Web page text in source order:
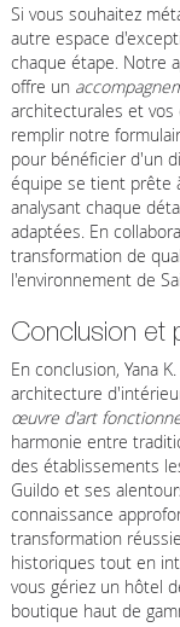
Si vous souhaitez
autre espace
chaque étape. Notre
offre un
architecturales et
remplir notre
pour bénéficier d'un
équipe se tient prête
analysant chaque
adaptées. En
transformation de
l'environnement de
Conclusion et
En conclusion, Yana
architecture
œuvre d'art
harmonie entre
des établissements
Guildo et ses
connaissance
transformation
historiques tout en
vous gériez un hôtel
boutique haut de